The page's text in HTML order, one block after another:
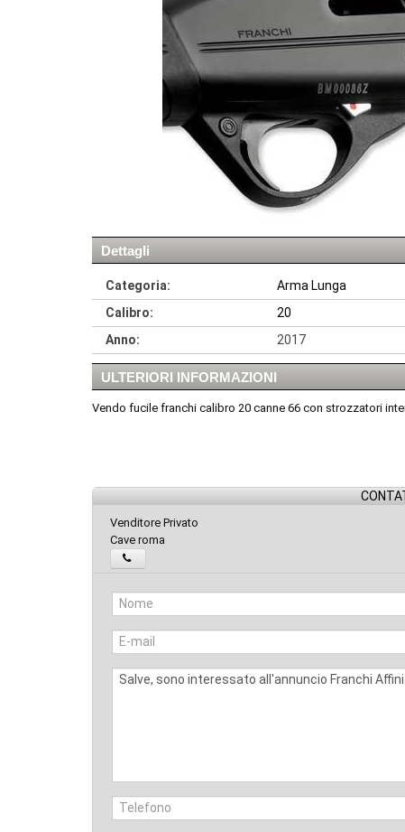
Dettagli
Categoria: Arma Lunga
Calibro:
20
Anno:
2017
ULTERIORI INFORMAZIONI
Vendo fucile franchi calibro 20 canne 66 con strozzatori
Venditore Privato
Cave roma